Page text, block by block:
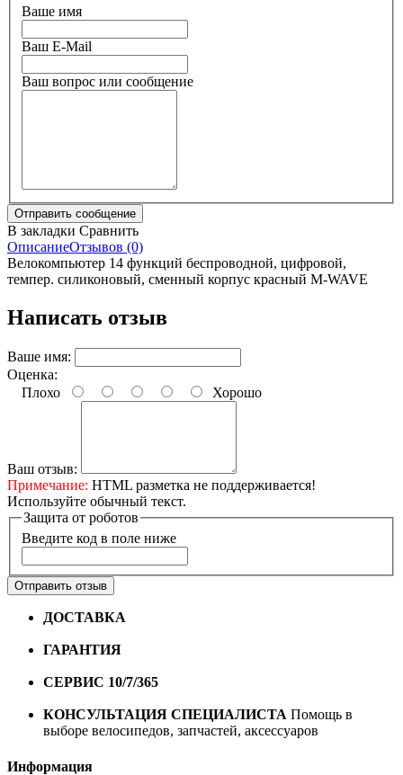
Ваше имя
Ваш E-Mail
Ваш вопрос или сообщение
В закладки Сравнить
ОписаниеОтзывов (0)
Велокомпьютер 14 функций беспроводной, цифровой,
темпер. силиконовый, сменный корпус красный M-WAVE
Написать отзыв
Ваше имя:
Оценка:
Плохо
Хорошо
Ваш отзыв:
Примечание: HTML разметка не поддерживается!
Используйте обычный текст.
Защита от роботов
Введите код в поле ниже
Отправить отзыв
ДОСТАВКА
ГАРАНТИЯ
СЕРВИС 10/7/365
КОНСУЛЬТАЦИЯ СПЕЦИАЛИСТА Помощь в
выборе велосипедов, запчастей, аксессуаров
Информация